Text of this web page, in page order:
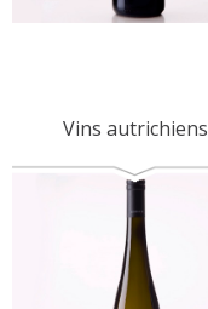
Vins autrichiens